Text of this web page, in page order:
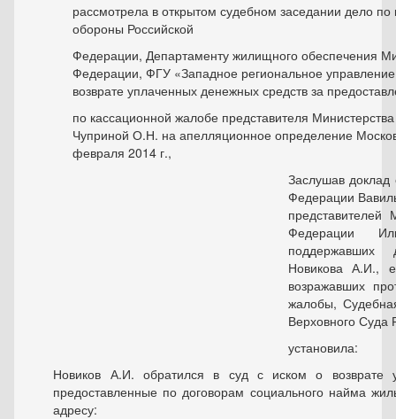
рассмотрела в открытом судебном заседании дело по
обороны Российской
Федерации, Департаменту жилищного обеспечения
Федерации, ФГУ «Западное региональное
возврате уплаченных денежных средств за
по кассационной жалобе представителя
Чуприной О.Н. на апелляционное определение
февраля 2014 г.,
Заслушав доклад
Федерации
представителей
Федерации
поддержавших
Новикова А.И.,
возражавших
жалобы,
Верховного Суда
установила:
Новиков А.И. обратился в суд с иском о возврате
предоставленные по договорам социального найма
адресу: